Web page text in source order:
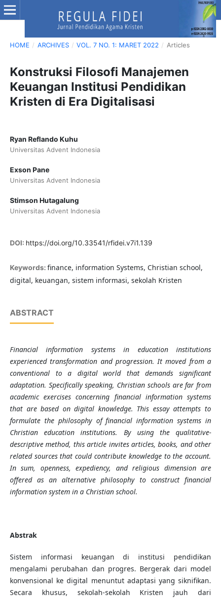
HOME / ARCHIVES / VOL. 7 NO. 1: MARET 2022 / Articles
Konstruksi Filosofi Manajemen
Keuangan Institusi Pendidikan
Kristen di Era Digitalisasi
Ryan Reflando Kuhu
Universitas Advent Indonesia
Exson Pane
Universitas Advent Indonesia
Stimson Hutagalung
Universitas Advent Indonesia
DOI: https://doi.org/10.33541/rfidei.v7i1.139
Keywords: finance, information Systems, Christian school,
digital, keuangan, sistem informasi, sekolah Kristen
ABSTRACT
Financial information systems in education institutions
experienced transformation and progression. It moved from a
conventional to a digital world that demands significant
adaptation. Specifically speaking, Christian schools are far from
academic exercises concerning financial information systems
that are based on digital knowledge. This essay attempts to
formulate the philosophy of financial information systems in
Christian education institutions. By using the qualitative-
descriptive method, this article invites articles, books, and other
related sources that could contribute knowledge to the account.
In sum, openness, expediency, and religious dimension are
offered as an alternative philosophy to construct financial
information system in a Christian school.
Abstrak
Sistem informasi keuangan di institusi pendidikan
mengalami perubahan dan progres. Bergerak dari model
konvensional ke digital menuntut adaptasi yang siknifikan.
Secara khusus, sekolah-sekolah Kristen jauh dari